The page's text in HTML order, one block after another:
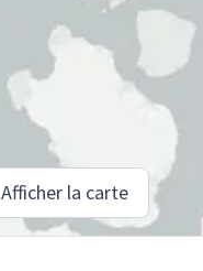
Afficher la carte